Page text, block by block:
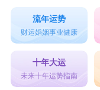
流年运势
财运婚姻事业健康
十年大运
未来十年运势指南